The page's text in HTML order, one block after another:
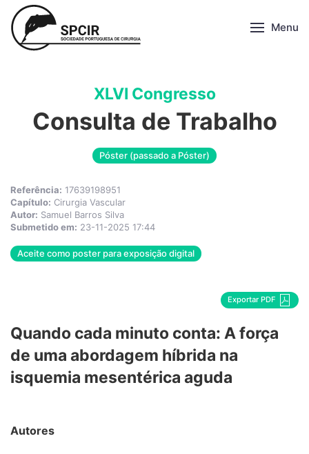
Menu
XLVI Congresso
Consulta de Trabalho
Póster (passado a Póster)
Referência: 17639198951
Capítulo: Cirurgia Vascular
Autor: Samuel Barros Silva
Submetido em: 23-11-2025 17:44
Aceite como poster para exposição digital
Exportar PDF
Quando cada minuto conta: A força
de uma abordagem híbrida na
isquemia mesentérica aguda
Autores